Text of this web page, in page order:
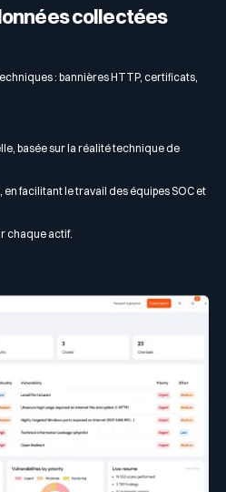
collectées
: bannières HTTP, certificats,
basée sur la réalité technique de
facilitant le travail des équipes SOC et
chaque actif.